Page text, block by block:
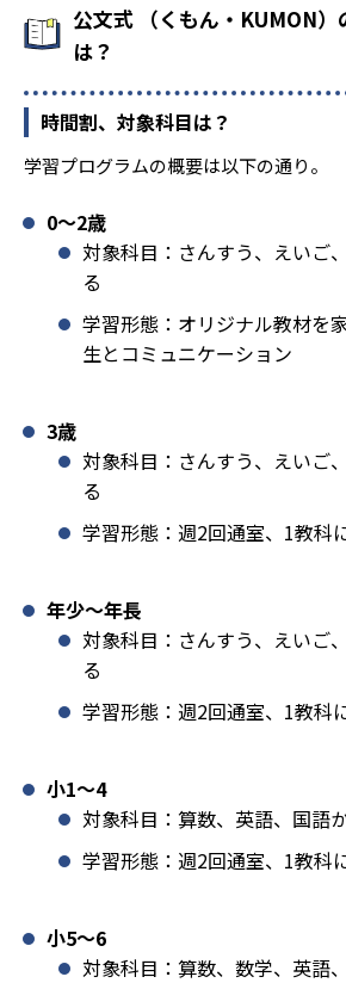
公文式 （くもん・KUMON）
は？
時間割、対象科目は？
学習プログラムの概要は以下の通り。
0〜2歳
対象科目：さんすう、えいご
る
学習形態：オリジナル教材を
生とコミュニケーション
3歳
対象科目：さんすう、えいご
る
学習形態：週2回通室、1教科
年少〜年長
対象科目：さんすう、えいご
る
学習形態：週2回通室、1教科
小1️〜4
対象科目：算数、英語、国語
学習形態：週2回通室、1教科
小5〜6
対象科目：算数、数学、英語